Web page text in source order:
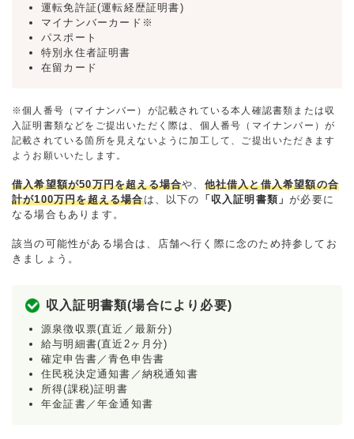
運転免許証(運転経歴証明書)
マイナンバーカード※
パスポート
特別永住者証明書
在留カード
※個人番号（マイナンバー）が記載されている本人確認書類または収
入証明書類などをご提出いただく際は、個人番号（マイナンバー）が
記載されている箇所を見えないように加工して、ご提出いただきます
ようお願いいたします。
借入希望額が50万円を超える場合や、 他社借入と借入希望額の合
計が100万円を超える場合は、以下の 「収入証明書類」が必要に
なる場合もあります。
該当の可能性がある場合は、店舗へ行く際に念のため持参してお
きましょう。
収入証明書類(場合により必要)
源泉徴収票(直近／最新分)
給与明細書(直近2ヶ月分)
確定申告書／青色申告書
住民税決定通知書／納税通知書
所得(課税)証明書
年金証書／年金通知書